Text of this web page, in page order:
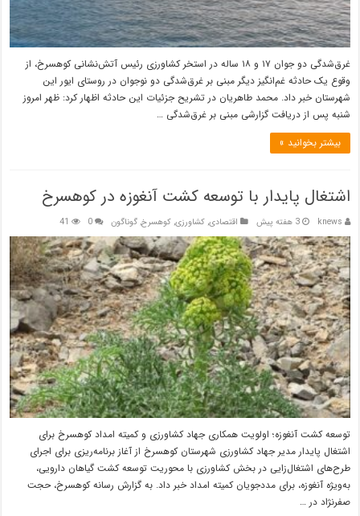
غرق‌شدگی دو جوان ۱۷ و ۱۸ ساله در استخر کشاورزی رئیس آتش‌نشانی کوهسرخ، از
وقوع یک حادثه غم‌انگیز دیگر مبنی بر غرق‌شدگی دو نوجوان در روستای ایور این
شهرستان خبر داد. محمد طاهریان در تشریح جزئیات این حادثه اظهار کرد: ظهر امروز
شنبه پس از دریافت گزارشی مبنی بر غرق‌شدگی …
بیشتر بخوانید »
اشتغال پایدار با توسعه کشت آنغوزه در کوهسرخ
knews 3 هفته پیش اقتصادی,کشاورزی,کوهسرخ,گوناگون 0
41
توسعه کشت آنغوزه؛ اولویت همکاری جهاد کشاورزی و کمیته امداد کوهسرخ برای
اشتغال پایدار مدیر جهاد کشاورزی شهرستان کوهسرخ از آغاز برنامه‌ریزی برای اجرای
طرح‌های اشتغال‌زایی در بخش کشاورزی با محوریت توسعه کشت گیاهان دارویی،
به‌ویژه آنغوزه، برای مددجویان کمیته امداد خبر داد. به گزارش رسانه کوهسرخ، حجت
صفرنژاد در …